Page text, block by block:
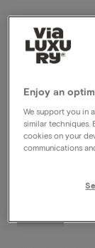
Het Four
grootsheid,
buitenkant
vergezichten
het openbaar
levendige
locatie!
opgewekt
volgende
Enjoy an
We support you in
similar techniques.
cookies on your
communications